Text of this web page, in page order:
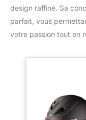
design raffiné. Sa
parfait, vous
votre passion tout en